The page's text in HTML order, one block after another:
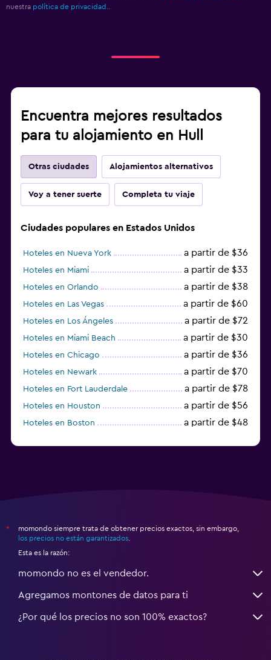
nuestra política de privacidad.
Encuentra mejores resultados
para tu alojamiento en Hull
Otras ciudades Alojamientos alternativos
Voy a tener suerte Completa tu viaje
Ciudades populares en Estados Unidos
Hoteles en Nueva York a partir de $36
Hoteles en Miami a partir de $33
Hoteles en Orlando a partir de $38
Hoteles en Las Vegas a partir de $60
Hoteles en Los Ángeles a partir de $72
Hoteles en Miami Beach a partir de $30
Hoteles en Chicago a partir de $36
Hoteles en Newark a partir de $70
Hoteles en Fort Lauderdale a partir de $78
Hoteles en Houston a partir de $56
Hoteles en Boston a partir de $48
*
momondo siempre trata de obtener precios exactos, sin embargo,
los precios no están garantizados
Esta es la razón:
momondo no es el vendedor.
Agregamos montones de datos para ti
¿Por qué los precios no son 100% exactos?